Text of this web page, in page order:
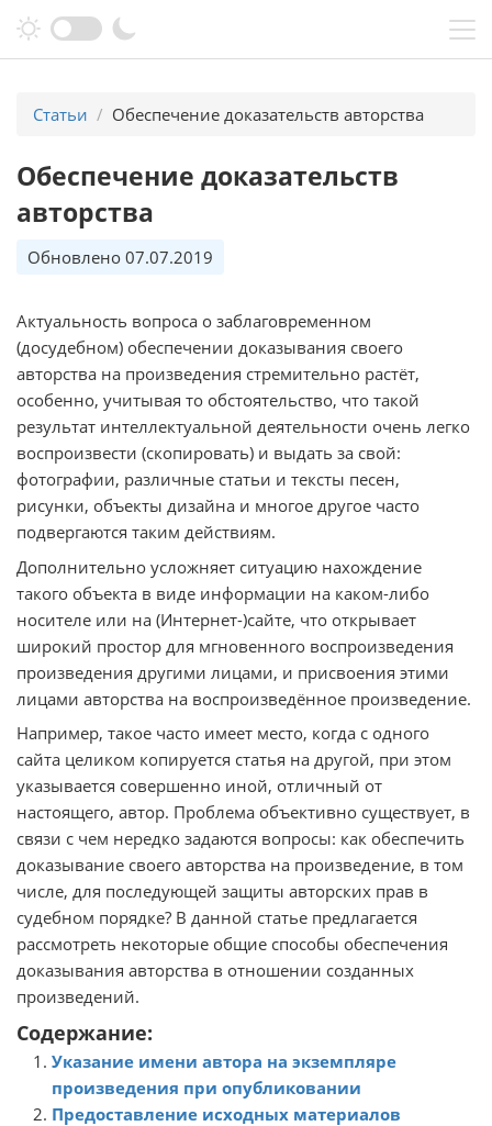
Перейти к основному содержанию
Статьи Обеспечение доказательств авторства
Обеспечение доказательств
авторства
Обновлено 07.07.2019
Актуальность вопроса о заблаговременном
(досудебном) обеспечении доказывания своего
авторства на произведения стремительно растёт,
особенно, учитывая то обстоятельство, что такой
результат интеллектуальной деятельности очень легко
воспроизвести (скопировать) и выдать за свой:
фотографии, различные статьи и тексты песен,
рисунки, объекты дизайна и многое другое часто
подвергаются таким действиям.
Дополнительно усложняет ситуацию нахождение
такого объекта в виде информации на каком-либо
носителе или на (Интернет-)сайте, что открывает
широкий простор для мгновенного воспроизведения
произведения другими лицами, и присвоения этими
лицами авторства на воспроизведённое произведение.
Например, такое часто имеет место, когда с одного
сайта целиком копируется статья на другой, при этом
указывается совершенно иной, отличный от
настоящего, автор. Проблема объективно существует, в
связи с чем нередко задаются вопросы: как обеспечить
доказывание своего авторства на произведение, в том
числе, для последующей защиты авторских прав в
судебном порядке? В данной статье предлагается
рассмотреть некоторые общие способы обеспечения
доказывания авторства в отношении созданных
произведений.
Содержание:
Указание имени автора на экземпляре
произведения при опубликовании
Предоставление исходных материалов